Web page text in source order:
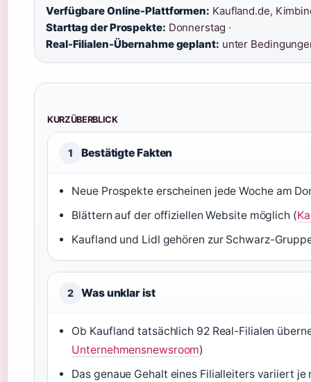
Verfügbare Online-Plattformen: Kaufland.de,
Starttag der Prospekte: Donnerstag ·
Real-Filialen-Übernahme geplant: unter
KURZÜBERBLICK
1 Bestätigte Fakten
Neue Prospekte erscheinen jede Woche am
Blättern auf der offiziellen Website möglich (
Kaufland und Lidl gehören zur Schwarz-
2 Was unklar ist
Ob Kaufland tatsächlich 92 Real-Filialen
Unternehmensnewsroom)
Das genaue Gehalt eines Filialleiters variiert je